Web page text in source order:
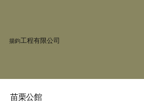
揚鈞工程有限公司
苗栗公館